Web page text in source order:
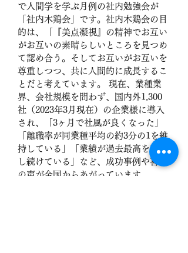
で人間学を学ぶ月例の社内勉強会が
「社内木鶏会」です。社内木鶏会の目
的は、「『美点凝視』の精神でお互い
がお互いの素晴らしいところを見つめ
て認め合う。そしてお互いがお互いを
尊重しつつ、共に人間的に成長するこ
とだと考えています。 現在、業種業
界、会社規模を問わず、国内外1,300
社（2023年3月現在）の企業様に導入
され、「3ヶ月で社風が良くなった」
「離職率が同業種平均の約3分の1を維
持している」「業績が過去最高を更新
し続けている」など、成功事例や喜び
の声が全国からあがっています。